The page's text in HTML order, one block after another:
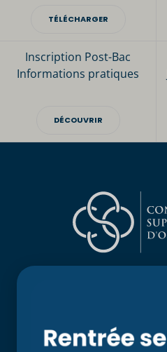
TÉLÉCHARGER
Inscription Post-Bac
Informations pratiques
DÉCOUVRIR
Accueil